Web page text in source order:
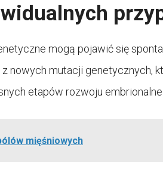
mogą pojawić się
nowych mutacji genetycznych,
etapów rozwoju
mięśniowych